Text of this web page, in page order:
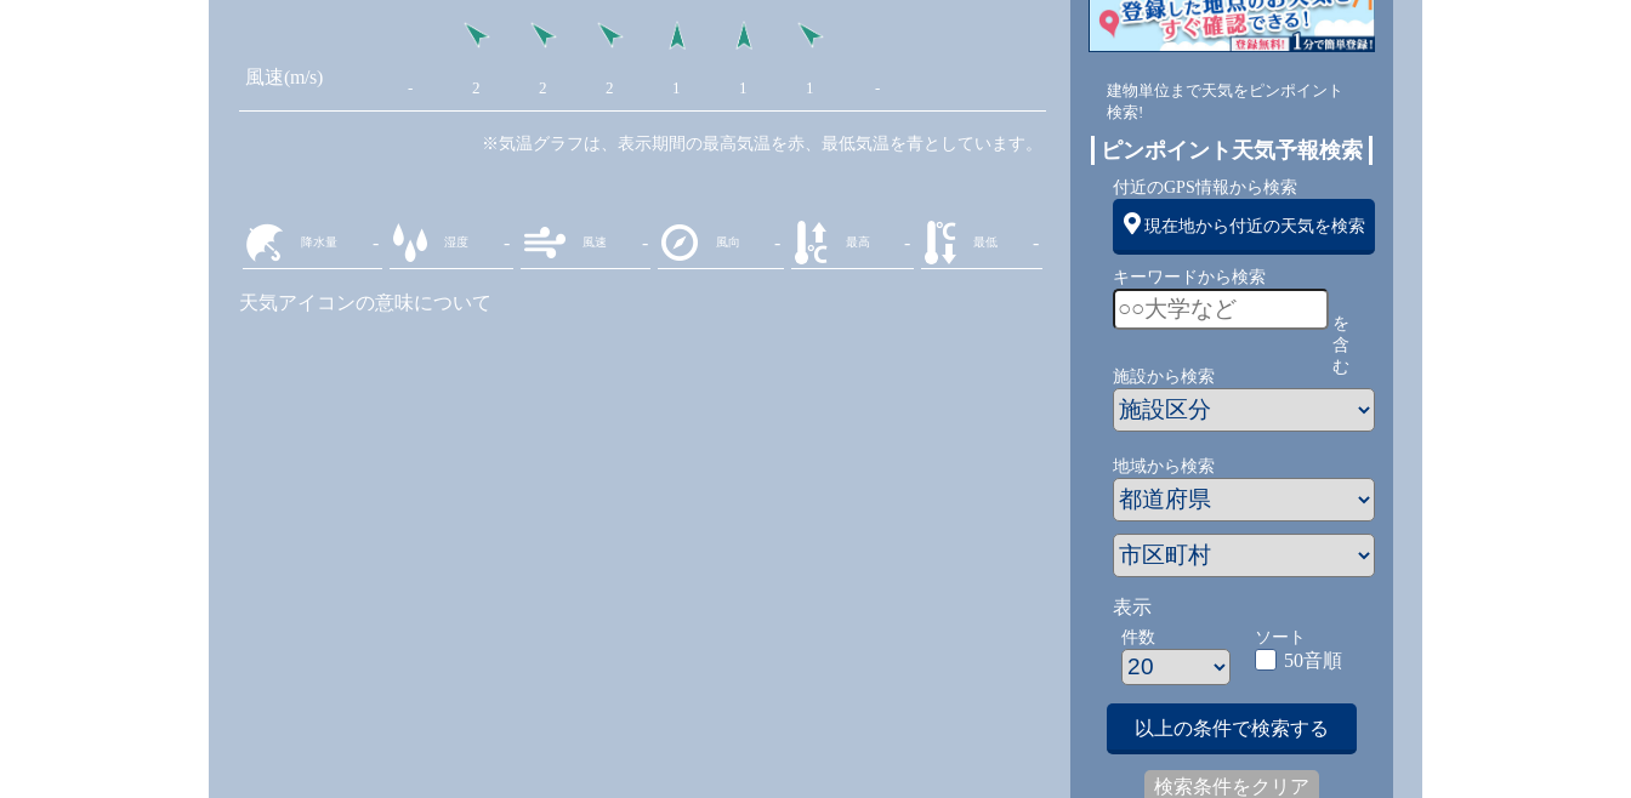
風速(m/s)
- 2 2 2 1 1 1 -
※気温グラフは、表示期間の最高気温を赤、最低気温を青としています。
降水量 - 湿度 - 風速 - 風向 - 最高 - 最低 -
天気アイコンの意味について
建物単位まで天気をピンポイント
検索!
ピンポイント天気予報検索
付近のGPS情報から検索
現在地から付近の天気を検索
キーワードから検索
を
含
む
施設から検索
地域から検索
表示
件数 ソート
50音順
以上の条件で検索する
検索条件をクリア